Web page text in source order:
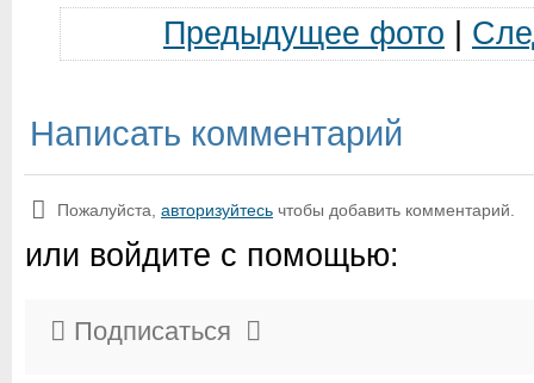
Предыдущее фото
Написать комментарий
Пожалуйста, авторизуйтесь чтобы добавить комментарий.
или войдите с помощью:
Подписаться